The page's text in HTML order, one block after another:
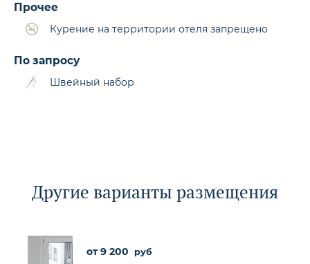
Прочее
Курение на территории отеля запрещено
По запросу
Швейный набор
Другие варианты размещения
от 9 200 руб